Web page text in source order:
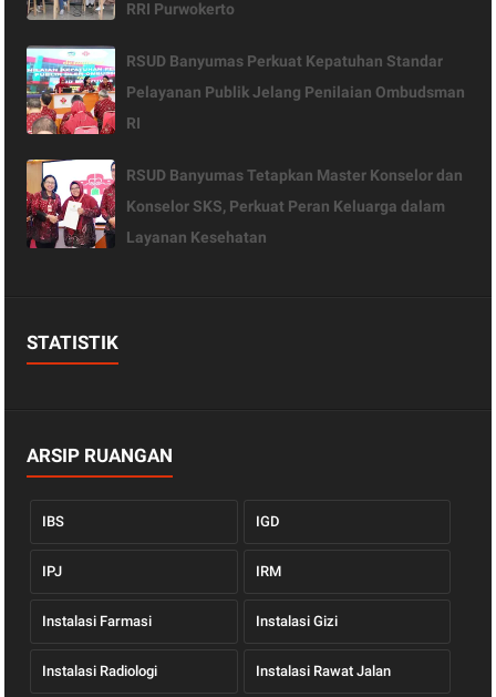
RRI Purwokerto
RSUD Banyumas Perkuat Kepatuhan Standar
Pelayanan Publik Jelang Penilaian Ombudsman
RI
RSUD Banyumas Tetapkan Master Konselor dan
Konselor SKS, Perkuat Peran Keluarga dalam
Layanan Kesehatan
STATISTIK
ARSIP RUANGAN
IBS IGD
IPJ IRM
Instalasi Farmasi Instalasi Gizi
Instalasi Radiologi Instalasi Rawat Jalan